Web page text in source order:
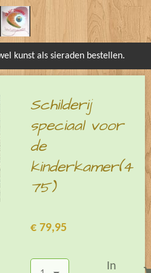
kunst als sieraden bestellen.
Schilderij
speciaal voor
de
kinderkamer(4
75)
€ 79,95
In